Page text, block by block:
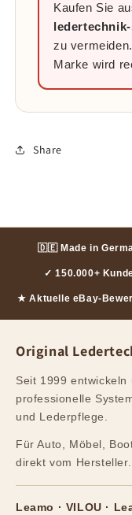
Kaufen Sie
zu
Marke wird
Share
🇩🇪 Made in
✓ 150.000+
★ Aktuelle eBay-
Original
Seit 1999
professionelle
und Lederpflege.
Für Auto, Möbel,
direkt vom Hersteller.
Leamo · VILOU ·